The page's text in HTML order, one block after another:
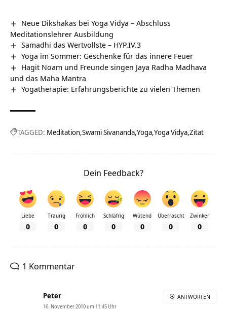
Neue Dikshakas bei Yoga Vidya – Abschluss
Meditationslehrer Ausbildung
Samadhi das Wertvollste – HYP.IV.3
Yoga im Sommer: Geschenke für das innere Feuer
Hagit Noam und Freunde singen Jaya Radha Madhava
und das Maha Mantra
Yogatherapie: Erfahrungsberichte zu vielen Themen
TAGGED: Meditation Swami Sivananda Yoga Yoga Vidya Zitat
Dein Feedback?
Liebe
0
Traurig
0
Fröhlich
0
Schläfrig
0
Wütend
0
Überrascht
0
Zwinker
0
1 Kommentar
Peter
16. November 2010 um 11:45 Uhr
ANTWORTEN